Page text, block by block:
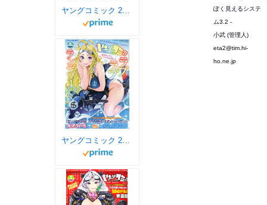
ヤングコミック 2020年 06 月号 [雑誌]
ヤングコミック 2020年 08 月号 [雑誌]
ぽく見えるシステ
ム3.2 -
小武 (管理人)
eta2@tim.hi-
ho.ne.jp